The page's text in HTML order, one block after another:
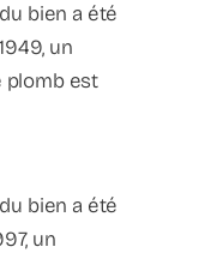
bien a été
un
plomb est
bien a été
un